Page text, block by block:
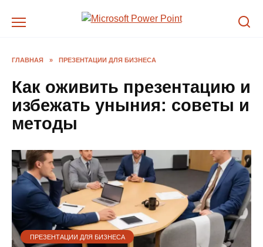
ГЛАВНАЯ » ПРЕЗЕНТАЦИИ ДЛЯ БИЗНЕСА
Как оживить презентацию и
избежать уныния: советы и
методы
ПРЕЗЕНТАЦИИ ДЛЯ БИЗНЕСА